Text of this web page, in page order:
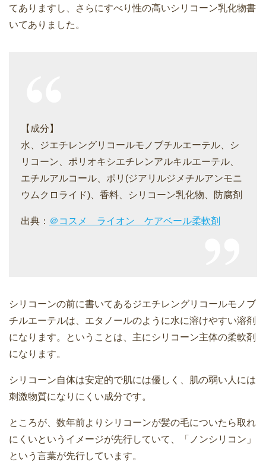
てありますし、さらにすべり性の高いシリコーン乳化物書
いてありました。
【成分】
水、ジエチレングリコールモノブチルエーテル、シ
リコーン、ポリオキシエチレンアルキルエーテル、
エチルアルコール、ポリ(ジアリルジメチルアンモニ
ウムクロライド)、香料、シリコーン乳化物、防腐剤
出典： ＠コスメ ライオン ケアベール柔軟剤
シリコーンの前に書いてあるジエチレングリコールモノブ
チルエーテルは、エタノールのように水に溶けやすい溶剤
になります。ということは、主にシリコーン主体の柔軟剤
になります。
シリコーン自体は安定的で肌には優しく、肌の弱い人には
刺激物質になりにくい成分です。
ところが、数年前よりシリコーンが髪の毛についたら取れ
にくいというイメージが先行していて、「ノンシリコン」
という言葉が先行しています。